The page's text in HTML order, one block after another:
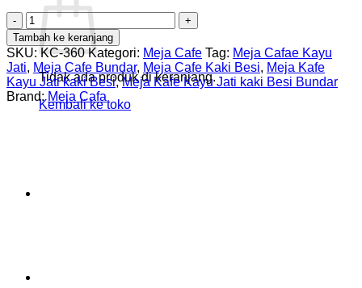
Tidak ada produk di keranjang.
Kembali ke toko
Kuantitas
Meja
Kafe
Kayu
Jati
kaki
Besi
Tambah ke keranjang
SKU:KC-360 Kategori: Meja Cafe Tag: Meja Cafae Kayu
Jati, Meja Cafe Bundar, Meja Cafe Kaki Besi, Meja Kafe
Kayu Jati kaki Besi,Meja Kafe Kayu Jati kaki Besi Bundar
Brand:Meja Cafa